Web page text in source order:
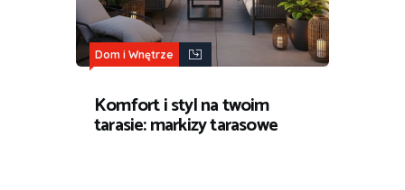
Dom i Wnętrze
Komfort i styl na twoim
tarasie: markizy tarasowe